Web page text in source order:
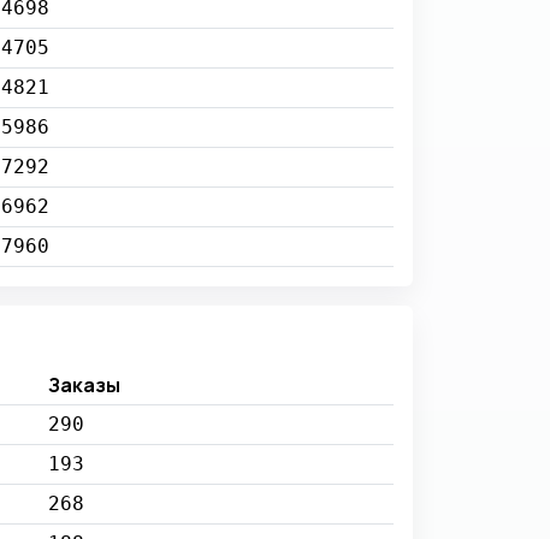
4698
4705
4821
5986
7292
6962
7960
Заказы
290
193
268